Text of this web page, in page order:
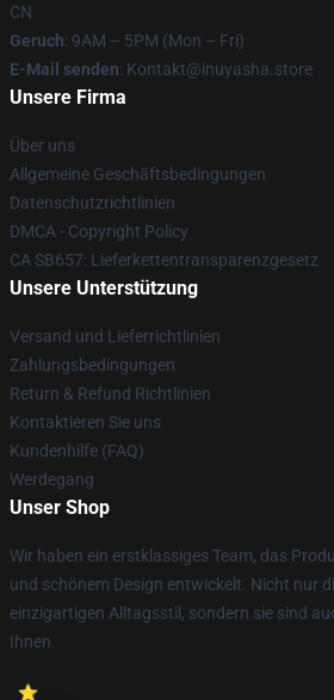
CN
Geruch: 9AM – 5PM (Mon – Fri)
E-Mail senden: Kontakt@inuyasha.store
Unsere Firma
Über uns
Allgemeine Geschäftsbedingungen
Datenschutzrichtlinien
DMCA - Copyright Policy
CA SB657: Lieferkettentransparenzgesetz
Unsere Unterstützung
Versand und Lieferrichtlinien
Zahlungsbedingungen
Return & Refund Richtlinien
Kontaktieren Sie uns
Kundenhilfe (FAQ)
Werdegang
Unser Shop
Wir haben ein erstklassiges Team, das
und schönem Design entwickelt. Nicht nur
einzigartigen Alltagsstil, sondern sie sind
Ihnen.